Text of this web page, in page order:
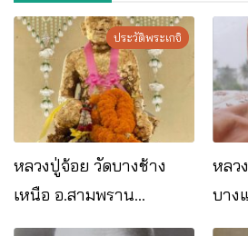
ประวัติพระเกจิ
หลวงปู่จ้อย วัดบางช้าง
เหนือ อ.สามพราน
จ.นครปฐม
หลว
บาง
จ.น